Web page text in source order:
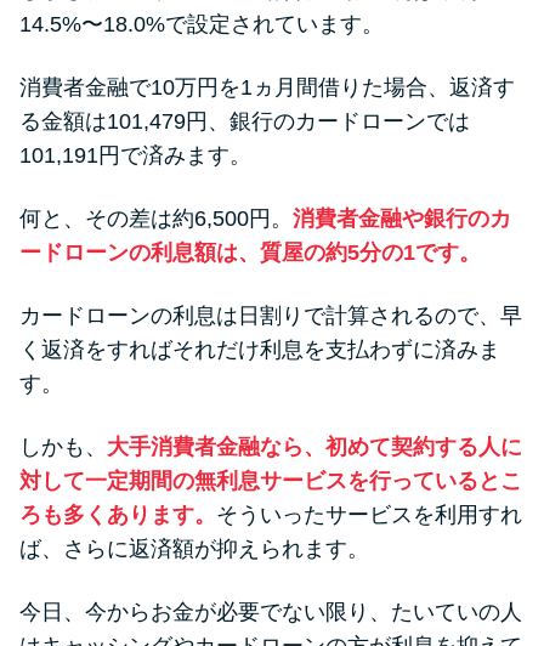
14.5%〜18.0%で設定されています。
消費者金融で10万円を1ヵ月間借りた場合、返済す
る金額は101,479円、銀行のカードローンでは
101,191円で済みます。
何と、その差は約6,500円。 消費者金融や銀行のカ
ードローンの利息額は、質屋の約5分の1です。
カードローンの利息は日割りで計算されるので、早
く返済をすればそれだけ利息を支払わずに済みま
す。
しかも、 大手消費者金融なら、初めて契約する人に
対して一定期間の無利息サービスを行っているとこ
ろも多くあります。 そういったサービスを利用すれ
ば、さらに返済額が抑えられます。
今日、今からお金が必要でない限り、たいていの人